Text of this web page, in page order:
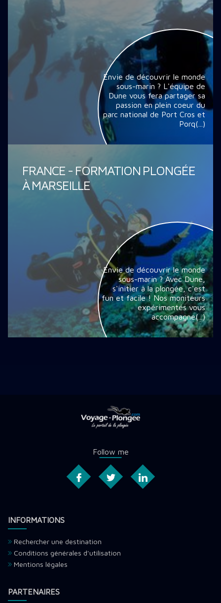
Envie de découvrir le monde
sous-marin ? L'équipe de
Dune vous fera partager sa
passion en plein coeur du
parc national de Port Cros et
Porq(...)
FRANCE - FORMATION PLONGÉE
À MARSEILLE
Envie de découvrir le monde
sous-marin ? Avec Dune,
s'initier à la plongée, c'est
fun et facile ! Nos moniteurs
expérimentés vous
accompagne(...)
Follow me
INFORMATIONS
Rechercher une destination
Conditions générales d'utilisation
Mentions légales
PARTENAIRES